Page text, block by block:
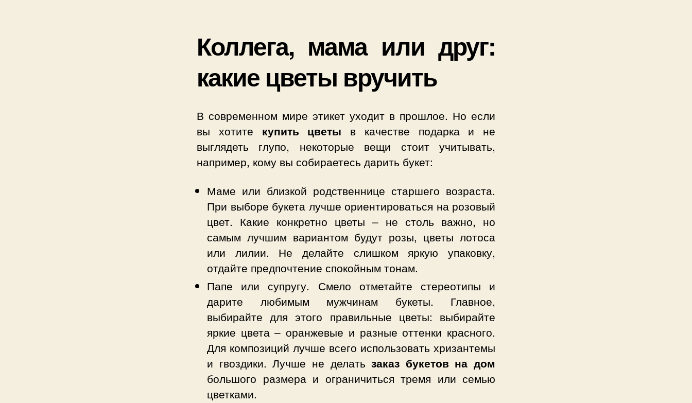
Коллега, мама или друг:
какие цветы вручить
В современном мире этикет уходит в прошлое. Но если
вы хотите купить цветы в качестве подарка и не
выглядеть глупо, некоторые вещи стоит учитывать,
например, кому вы собираетесь дарить букет:
Маме или близкой родственнице старшего возраста.
При выборе букета лучше ориентироваться на розовый
цвет. Какие конкретно цветы – не столь важно, но
самым лучшим вариантом будут розы, цветы лотоса
или лилии. Не делайте слишком яркую упаковку,
отдайте предпочтение спокойным тонам.
Папе или супругу. Смело отметайте стереотипы и
дарите любимым мужчинам букеты. Главное,
выбирайте для этого правильные цветы: выбирайте
яркие цвета – оранжевые и разные оттенки красного.
Для композиций лучше всего использовать хризантемы
и гвоздики. Лучше не делатьзаказ букетов на дом
большого размера и ограничиться тремя или семью
цветками.